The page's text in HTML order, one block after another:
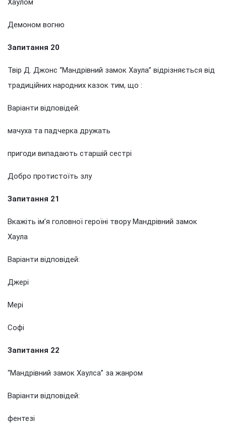
Хаулом
Демоном вогню
Запитання 20
Твір Д. Джонс “Мандрівний замок Хаула” відрізняється від
традиційних народних казок тим, що :
Варіанти відповідей:
мачуха та падчерка дружать
пригоди випадають старшій сестрі
Добро протистоїть злу
Запитання 21
Вкажіть ім’я головної героїні твору Мандрівний замок
Хаула
Варіанти відповідей:
Джері
Мері
Софі
Запитання 22
“Мандрівний замок Хаулса” за жанром
Варіанти відповідей:
фентезі